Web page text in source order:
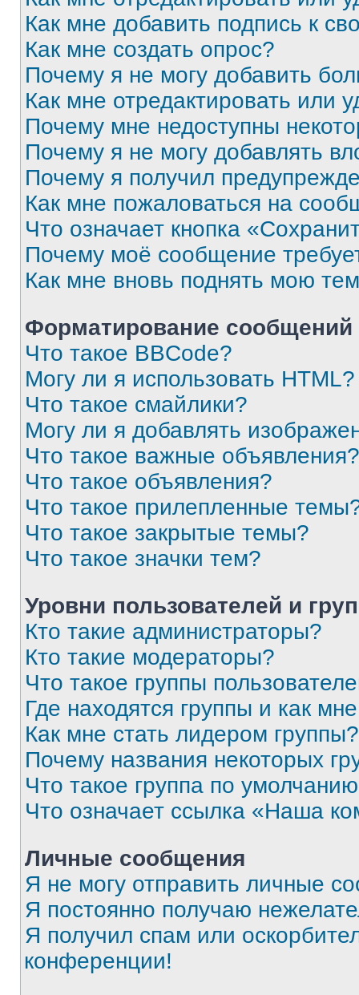
Как мне добавить подпись к
Как мне создать опрос?
Почему я не могу добавить
Как мне отредактировать или
Почему мне недоступны
Почему я не могу добавлять
Почему я получил
Как мне пожаловаться на
Что означает кнопка
Почему моё сообщение
Как мне вновь поднять мою
Форматирование
Что такое BBCode?
Могу ли я использовать HTML?
Что такое смайлики?
Могу ли я добавлять
Что такое важные объявления?
Что такое объявления?
Что такое прилепленные
Что такое закрытые темы?
Что такое значки тем?
Уровни пользователей и
Кто такие администраторы?
Кто такие модераторы?
Что такое группы
Где находятся группы и как
Как мне стать лидером группы?
Почему названия некоторых
Что такое группа по
Что означает ссылка «Наша
Личные сообщения
Я не могу отправить личные
Я постоянно получаю
Я получил спам или
конференции!